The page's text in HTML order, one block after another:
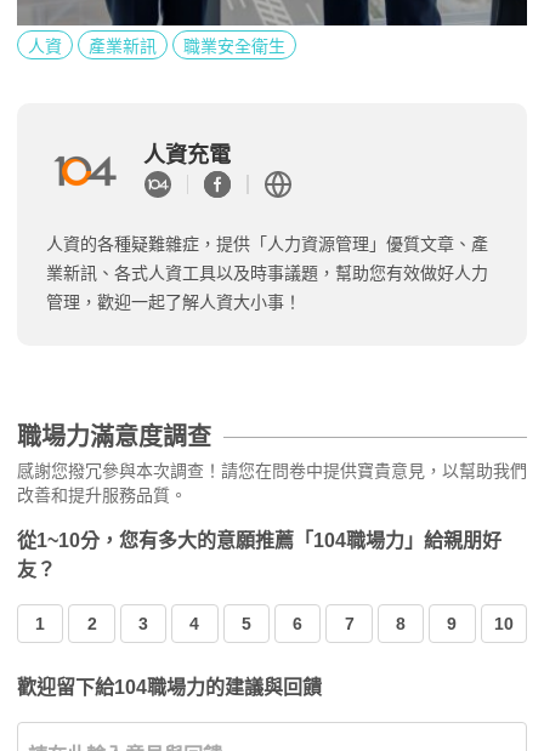
人資 產業新訊 職業安全衛生
人資充電
人資的各種疑難雜症，提供「人力資源管理」優質文章、產
業新訊、各式人資工具以及時事議題，幫助您有效做好人力
管理，歡迎一起了解人資大小事！
職場力滿意度調查
感謝您撥冗參與本次調查！請您在問卷中提供寶貴意見，以幫助我們
改善和提升服務品質。
從1~10分，您有多大的意願推薦「104職場力」給親朋好
友？
1 2 3 4 5 6 7 8 9 10
歡迎留下給104職場力的建議與回饋